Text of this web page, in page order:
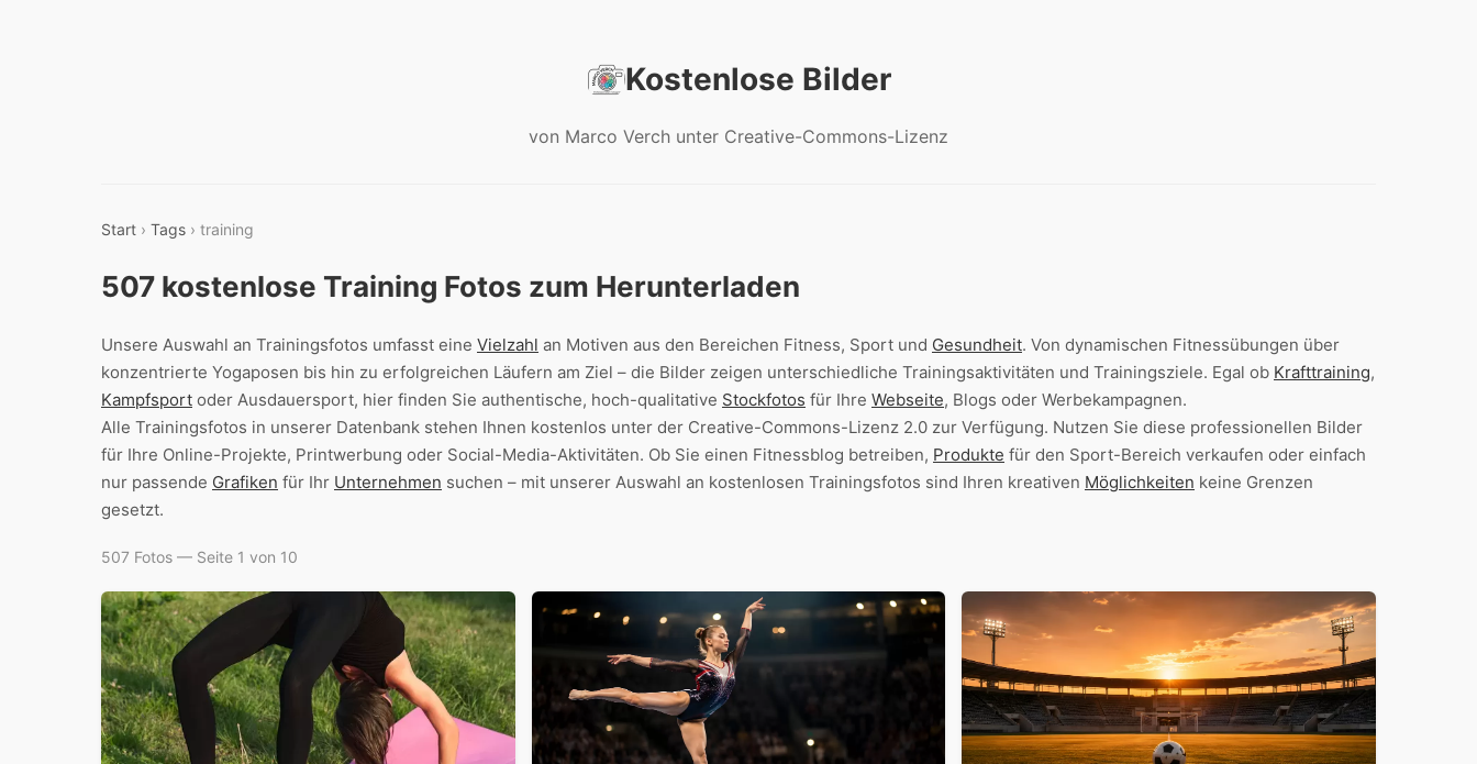
Kostenlose Bilder
von Marco Verch unter Creative-Commons-Lizenz
Start › Tags › training
507 kostenlose Training Fotos zum Herunterladen
Unsere Auswahl an Trainingsfotos umfasst eine Vielzahl an Motiven aus den Bereichen Fitness, Sport und Gesundheit. Von dynamischen Fitnessübungen über
konzentrierte Yogaposen bis hin zu erfolgreichen Läufern am Ziel – die Bilder zeigen unterschiedliche Trainingsaktivitäten und Trainingsziele. Egal ob Krafttraining,
Kampfsport oder Ausdauersport, hier finden Sie authentische, hoch-qualitative Stockfotos für Ihre Webseite, Blogs oder Werbekampagnen.
Alle Trainingsfotos in unserer Datenbank stehen Ihnen kostenlos unter der Creative-Commons-Lizenz 2.0 zur Verfügung. Nutzen Sie diese professionellen Bilder
für Ihre Online-Projekte, Printwerbung oder Social-Media-Aktivitäten. Ob Sie einen Fitnessblog betreiben, Produkte für den Sport-Bereich verkaufen oder einfach
nur passende Grafiken für Ihr Unternehmen suchen – mit unserer Auswahl an kostenlosen Trainingsfotos sind Ihren kreativen Möglichkeiten keine Grenzen
gesetzt.
507 Fotos — Seite 1 von 10